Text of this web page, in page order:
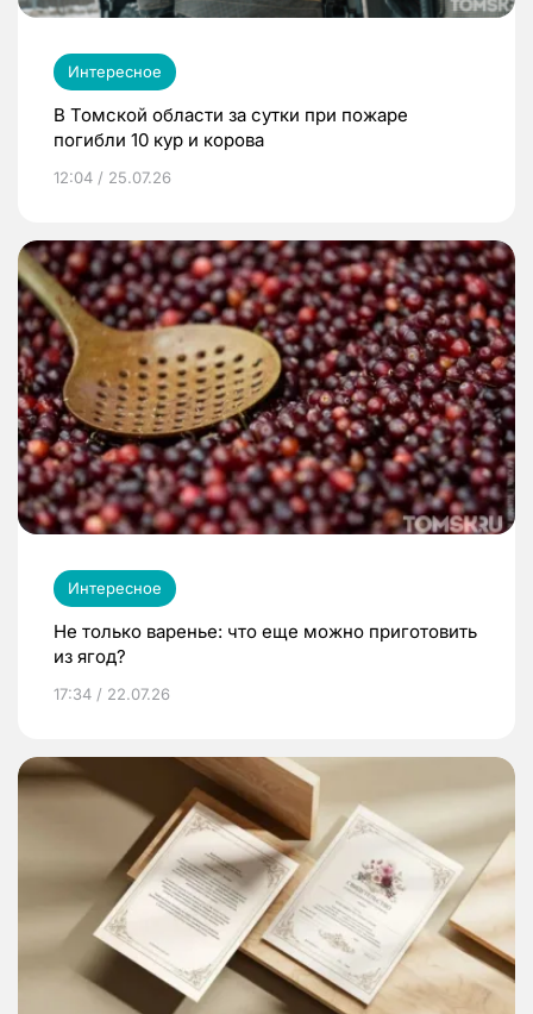
Интересное
В Томской области за сутки при пожаре
погибли 10 кур и корова
12:04 / 25.07.26
Интересное
Не только варенье: что еще можно приготовить
из ягод?
17:34 / 22.07.26